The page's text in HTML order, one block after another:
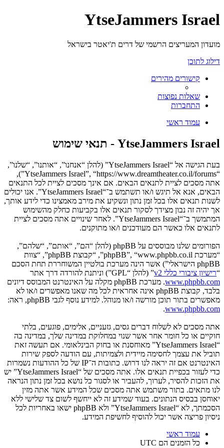
YtseJammers Israel
מועדון המעריצים הרשמי של דרים ת'יאטר בישראל
דילוג לתוכן
קישורים מהירים
שאלות נפוצות
התחברות
עמוד ראשי
YtseJammers Israel - תנאי שימוש
בעת הגישה אל “YtseJammers Israel” (להלן “אנחנו”, “אותנו”, “שלנו”,
“YtseJammers Israel”, “https://www.dreamtheater.co.il/forums”),
אתה מסכים לציית לתנאים הבאים. אם אינך מסכים לציית לכל התנאים
הבאים, אנא אל תיגש ו/או תשתמש ב־“YtseJammers Israel”. אנו יכולים
לשנות תנאים אלו בכל זמן נתון ונשקיע את מירב מאמצינו כדי לידע אותך,
אך יהיה זה נבון מצידך לסקור תנאים אלו בקביעות כחלק מהשימוש
המתמשך ב־“YtseJammers Israel”. לאחר שינויים אתה מסכים לציית
לתנאים אלו כאשר הם מעודכנים ו/או מתוקנים.
הפורומים שלנו מבוססים על phpBB (להלן “הם”, “אותם”, “שלהם”,
“מערכת phpBB”, “www.phpbb.co.il”, “קבוצת phpBB”, “צוות
phpBB הישראלי”) אשר הינה מערכת בולטיין המשוחררת תחת הסכם
“רישיון ציבורי כללי v2
” (להלן “GPL”) וניתנת להורדה דרך אתר
www.phpbb.com
. מערכת phpBB מקלה על האינטרנט המבוסס דיונים
בלבד, קבוצת phpBB אינה אחראית לכל מה שאנו מאפשרים ו/או לא
מאפשרים בתור תוכן מורשה ו/או מנוהל. למידע נוסף לגבי phpBB, ראה:
www.phpbb.com
.
אתה מסכים לא לשלוח דברים גסים, גזעניים, אלימים, פוגעים, בלתי
חוקיים או כל חומר אחר אשר שנוי במחלוקת במדינה שלך, במדינה בה
“YtseJammers Israel” מאוחסנת או בחוק הבינלאומי. אם תעשה זאת
תוביל את עצמך לחסימה מיידית ולצמיתות, עם הודעה לספק שירות
האינטרנט אם זה יראה לנו דרוש. כתובות ה־IP של כל ההודעות נשמרות
כדי לעזור בכפיית תנאים אלו. אתה מסכים של “YtseJammers Israel” יש
את הזכות להסיר, לערוך, להעביר או לסגור כל נושא בכל זמן נתון הנראה
לנו מתאים. בתור משתמש אתה מסכים שכל המידע אשר אתה מזין
יאוחסן בבסיס הנתונים. בעוד שמידע זה לא ייחשף לשום צד שלישי ללא
הסכמתך, לא “YtseJammers Israel” ולא phpBB ישאו באחריות לכל
ניסיון פריצה אשר יכול להוסיף לחשיפת המידע.
עמוד ראשי
כל הזמנים הם UTC